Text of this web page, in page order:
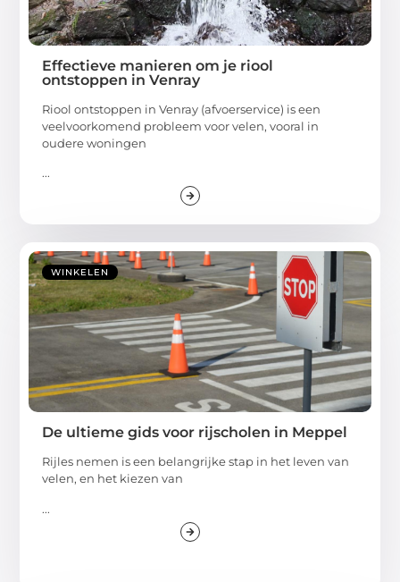
Effectieve manieren om je riool
ontstoppen in Venray
Riool ontstoppen in Venray (afvoerservice) is een
veelvoorkomend probleem voor velen, vooral in
oudere woningen
...
WINKELEN
De ultieme gids voor rijscholen in Meppel
Rijles nemen is een belangrijke stap in het leven van
velen, en het kiezen van
...